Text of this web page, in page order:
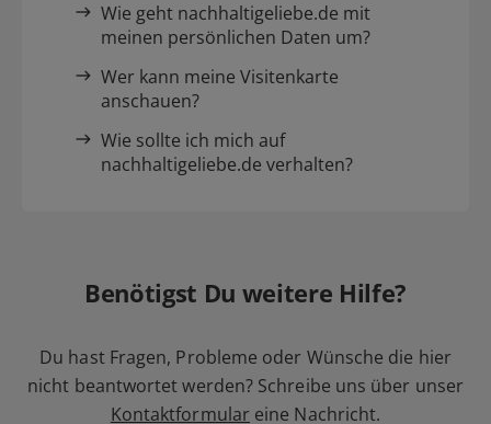
Wie geht nachhaltigeliebe.de mit
meinen persönlichen Daten um?
Wer kann meine Visitenkarte
anschauen?
Wie sollte ich mich auf
nachhaltigeliebe.de verhalten?
Benötigst Du weitere Hilfe?
Du hast Fragen, Probleme oder Wünsche die hier
nicht beantwortet werden? Schreibe uns über unser
Kontaktformular eine Nachricht.